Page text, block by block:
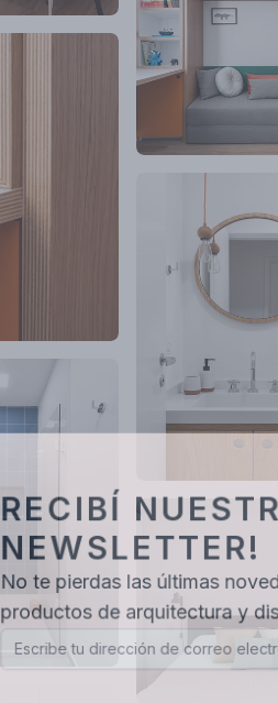
RECIBÍ
NEWSLETTER!
No te pierdas las últimas
productos de arquitectura y